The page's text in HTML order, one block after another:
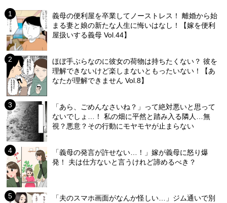
義母の便利屋を卒業してノーストレス！ 離婚から始
まる妻と娘の新たな人生に悔いはなし！【嫁を便利
屋扱いする義母 Vol.44】
ほぼ手ぶらなのに彼女の荷物は持ちたくない？ 彼を
理解できないけど楽しまないともったいない！【あ
なたが理解できません Vol.8】
「あら、ごめんなさいね？」って絶対悪いと思って
ないでしょ…！ 私の畑に平然と踏み入る隣人…無
視？悪意？その行動にモヤモヤが止まらない
「義母の発言が許せない…！」嫁が義母に怒り爆
発！ 夫は仕方ないと言うけれど諦めるべき？
「夫のスマホ画面がなんか怪しい…」ジム通いで別